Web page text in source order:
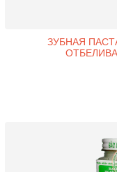
ЗУБНАЯ ПАСТА